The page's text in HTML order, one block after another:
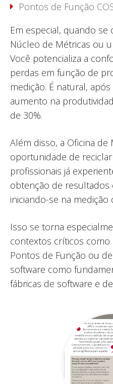
Pontos de Função
Em especial, quando se
Núcleo de Métricas ou
Você potencializa a
perdas em função de
medição. É natural,
aumento na
de 30%.
Além disso, a Oficina de
oportunidade de
profissionais já
obtenção de resultados
iniciando-se na medição
Isso se torna
contextos críticos como
Pontos de Função ou
software como
fábricas de software e